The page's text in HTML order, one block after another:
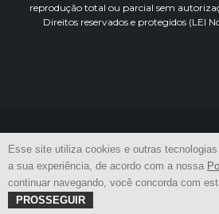
reprodução total ou parcial sem
Direitos reservados e protegidos (LEI
Copyright ©2026 All Rights Reserved
Esse site utiliza cookies e outras
a sua experiência, de acordo com a nossa
continuar navegando, você concorda com
PROSSEGUIR